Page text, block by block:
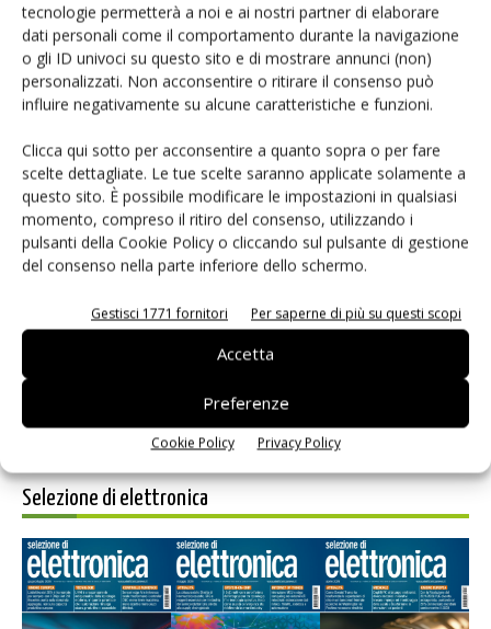
tecnologie permetterà a noi e ai nostri partner di elaborare
dati personali come il comportamento durante la navigazione
o gli ID univoci su questo sito e di mostrare annunci (non)
personalizzati. Non acconsentire o ritirare il consenso può
influire negativamente su alcune caratteristiche e funzioni.
Clicca qui sotto per acconsentire a quanto sopra o per fare
scelte dettagliate. Le tue scelte saranno applicate solamente a
questo sito. È possibile modificare le impostazioni in qualsiasi
momento, compreso il ritiro del consenso, utilizzando i
pulsanti della Cookie Policy o cliccando sul pulsante di gestione
del consenso nella parte inferiore dello schermo.
Gestisci 1771 fornitori Per saperne di più su questi scopi
Accetta
Preferenze
Cookie Policy Privacy Policy
Salva il mio nome, email e sito web in questo browser per i
Selezione di elettronica